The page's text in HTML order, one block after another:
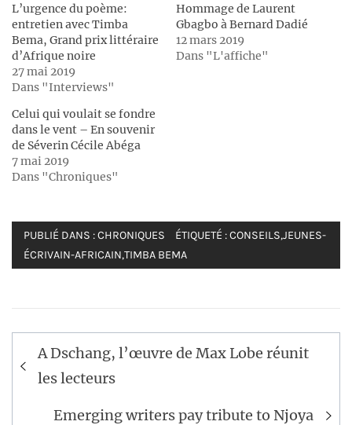
L’urgence du poème:
entretien avec Timba
Bema, Grand prix littéraire
d’Afrique noire
27 mai 2019
Dans "Interviews"
Hommage de Laurent
Gbagbo à Bernard Dadié
12 mars 2019
Dans "L'affiche"
Celui qui voulait se fondre
dans le vent – En souvenir
de Séverin Cécile Abéga
7 mai 2019
Dans "Chroniques"
PUBLIÉ DANS :CHRONIQUES ÉTIQUETÉ :CONSEILS,JEUNES-
ÉCRIVAIN-AFRICAIN,TIMBA BEMA
Navigation
de
A Dschang, l’œuvre de Max Lobe réunit
les lecteurs
Emerging writers pay tribute to Njoya